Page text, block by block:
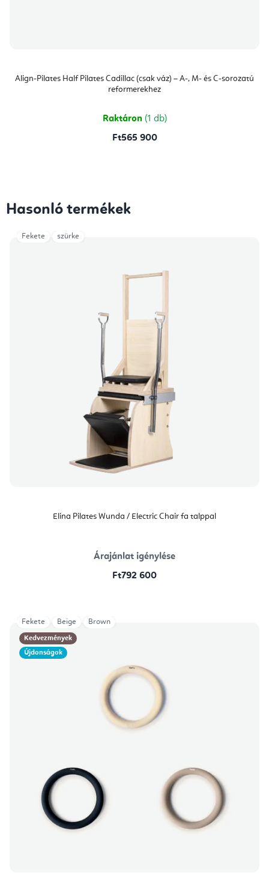
Align-Pilates Half Pilates Cadillac (csak váz) – A-, M- és C-sorozatú
reformerekhez
Raktáron (1 db)
Ft565 900
Hasonló termékek
Elina Pilates Wunda / Electric Chair fa talppal
Árajánlat igénylése
Ft792 600
Fekete szürke
Kedvezmények
Újdonságok
Fekete Beige Brown